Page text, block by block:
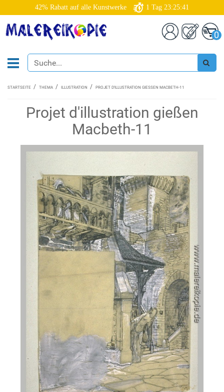
42% Rabatt auf alle Kunstwerke 1 Tag 23:25:40
0
STARTSEITE THEMA ILLUSTRATION PROJET D'ILLUSTRATION GIESSEN MACBETH-11
Projet d'illustration gießen
Macbeth-11